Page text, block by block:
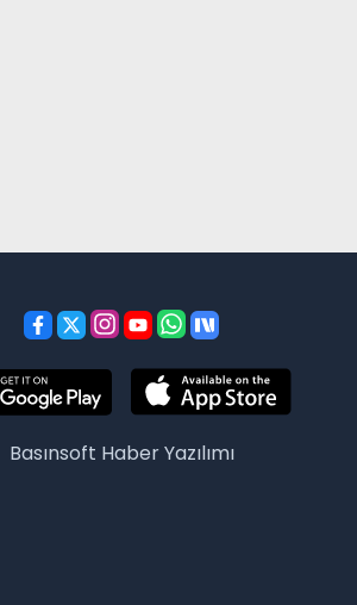
Basınsoft Haber Yazılımı